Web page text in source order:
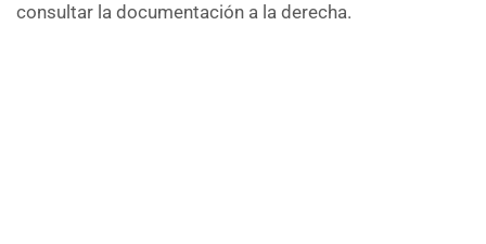
consultar la documentación a la derecha.